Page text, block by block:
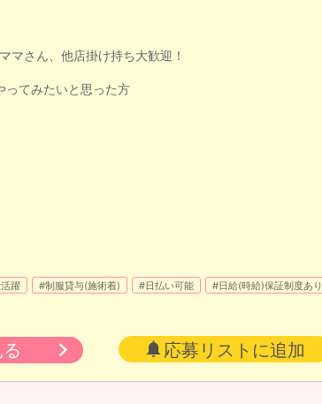
マさん、他店掛け持ち大歓迎！
ってみたいと思った方
躍 #制服貸与(施術着) #日払い可能 #日給(時給)保証制度あり
応募リストに追加